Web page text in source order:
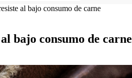
al bajo consumo de carne
bajo consumo de carne